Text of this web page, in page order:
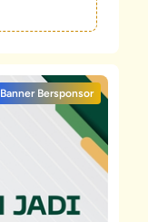
Banner Bersponsor